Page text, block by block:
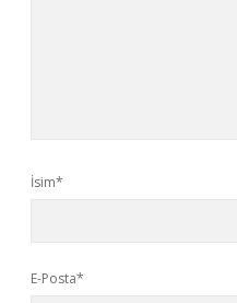
İsim*
E-Posta*